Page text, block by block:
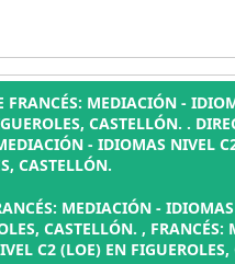
FRANCÉS: MEDIACIÓN -
CASTELLÓN. .
- IDIOMAS NIVEL
CASTELLÓN.
MEDIACIÓN -
CASTELLÓN. , FRANCÉS:
C2 (LOE) EN FIGUEROLES,